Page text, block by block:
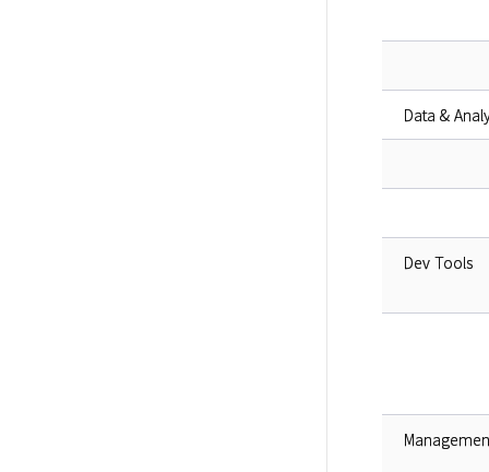
Data &
Dev Tools